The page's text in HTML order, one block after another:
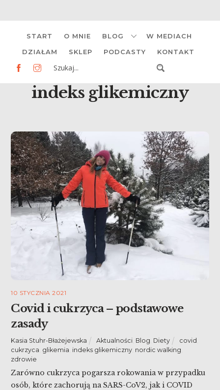
content
START O MNIE BLOG W MEDIACH
DZIAŁAM SKLEP PODCASTY KONTAKT
indeks glikemiczny
10 STYCZNIA 2021
Covid i cukrzyca – podstawowe
zasady
Kasia Stuhr-Błażejewska Aktualności Blog Diety covid
cukrzyca glikemia indeks glikemiczny nordic walking
zdrowie
Zarówno cukrzyca pogarsza rokowania w przypadku
osób, które zachorują na SARS-CoV2, jak i COVID